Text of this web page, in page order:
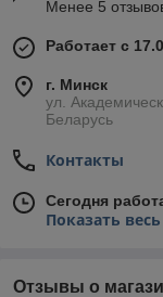
Менее 5
Работает с
г. Минск
ул.
Беларусь
Контакты
Сегодня
Показать
Отзывы о